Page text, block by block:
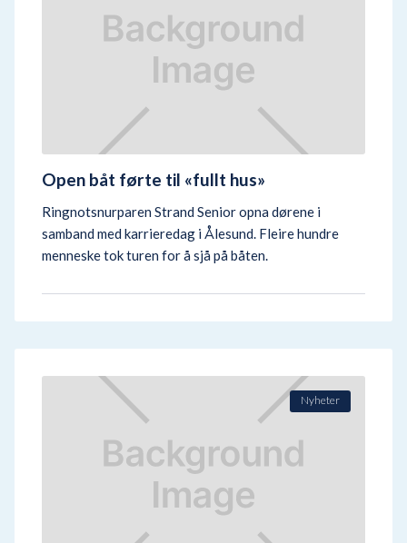
Open båt førte til «fullt hus»
Ringnotsnurparen Strand Senior opna dørene i
samband med karrieredag i Ålesund. Fleire hundre
menneske tok turen for å sjå på båten.
Nyheter